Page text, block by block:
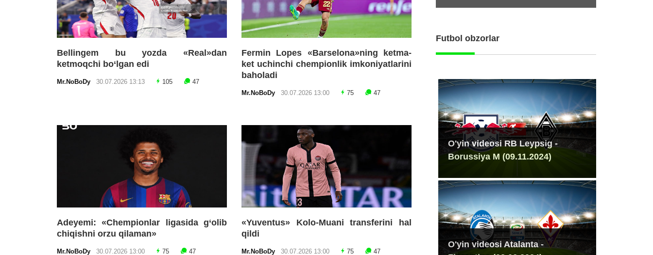
Bellingem bu yozda «Real»dan
ketmoqchi bo‘lgan edi
Mr.NoBoDy 30.07.2026 13:13 105 47
Fermin Lopes «Barselona»ning ketma-
ket uchinchi chempionlik imkoniyatlarini
baholadi
Mr.NoBoDy 30.07.2026 13:00 75 47
Adeyemi: «Chempionlar ligasida g‘olib
chiqishni orzu qilaman»
Mr.NoBoDy 30.07.2026 13:00 75 47
«Yuventus» Kolo-Muani transferini hal
qildi
Mr.NoBoDy 30.07.2026 13:00 75 47
Futbol obzorlar
O'yin videosi RB Leypsig -
Borussiya M (09.11.2024)
O'yin videosi Atalanta -